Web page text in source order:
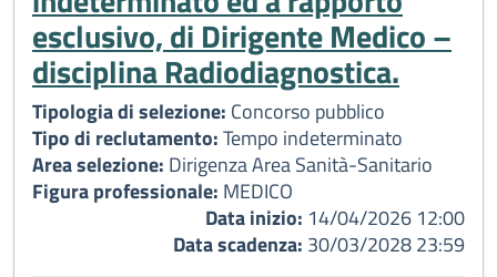
esclusivo, di Dirigente Medico –
disciplina Radiodiagnostica.
Tipologia di selezione: Concorso pubblico
Tipo di reclutamento:Tempo indeterminato
Area selezione: Dirigenza Area Sanità-Sanitario
Figura professionale: MEDICO
Data inizio: 14/04/2026 12:00
Data scadenza: 30/03/2028 23:59